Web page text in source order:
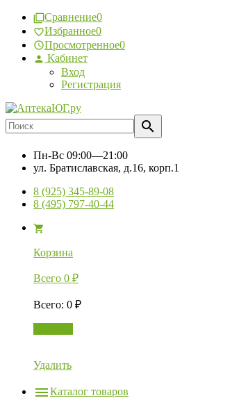
Сравнение0
Избранное0
Просмотренное0
Кабинет
Вход
Регистрация
Пн-Вс 09:00—21:00
ул. Братиславская, д.16, корп.1
8 (925) 345-89-08
8 (495) 797-40-44
Корзина
Всего 0 ₽
Всего: 0 ₽
Удалить
Каталог товаров